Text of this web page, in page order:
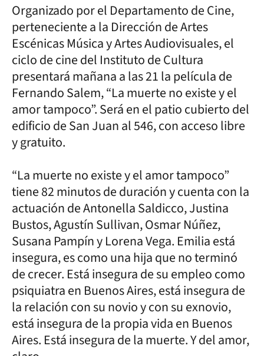
Organizado por el Departamento de Cine,
perteneciente a la Dirección de Artes
Escénicas Música y Artes Audiovisuales, el
ciclo de cine del Instituto de Cultura
presentará mañana a las 21 la película de
Fernando Salem, “La muerte no existe y el
amor tampoco”. Será en el patio cubierto del
edificio de San Juan al 546, con acceso libre
y gratuito.
“La muerte no existe y el amor tampoco”
tiene 82 minutos de duración y cuenta con la
actuación de Antonella Saldicco, Justina
Bustos, Agustín Sullivan, Osmar Núñez,
Susana Pampín y Lorena Vega. Emilia está
insegura, es como una hija que no terminó
de crecer. Está insegura de su empleo como
psiquiatra en Buenos Aires, está insegura de
la relación con su novio y con su exnovio,
está insegura de la propia vida en Buenos
Aires. Está insegura de la muerte. Y del amor,